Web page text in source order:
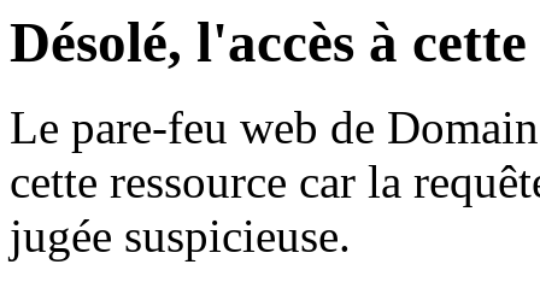
Désolé, l'accès à
Le pare-feu web de
cette ressource car la
jugée suspicieuse.